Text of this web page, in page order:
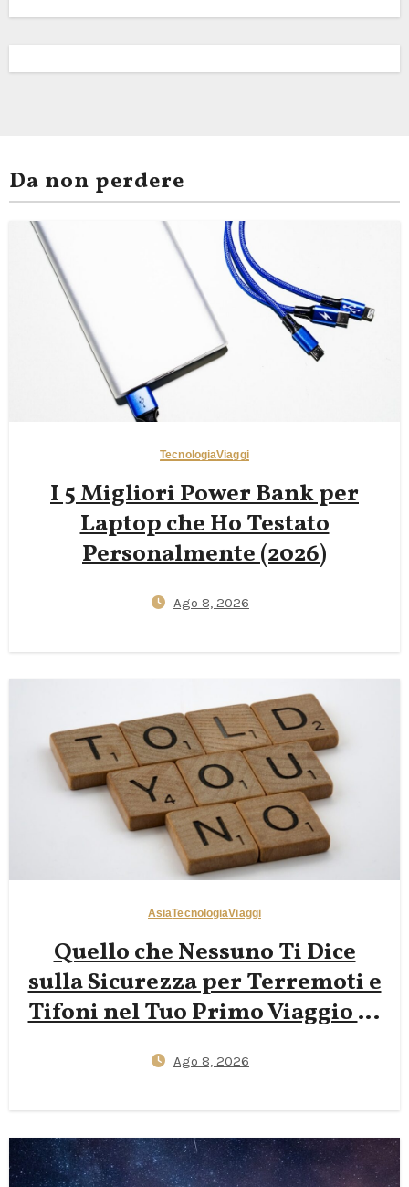
Da non perdere
TecnologiaViaggi
I 5 Migliori Power Bank per
Laptop che Ho Testato
Personalmente (2026)
Ago 8, 2026
AsiaTecnologiaViaggi
Quello che Nessuno Ti Dice
sulla Sicurezza per Terremoti e
Tifoni nel Tuo Primo Viaggio in
Protocolli degli Hotel e Kit
Ago 8, 2026